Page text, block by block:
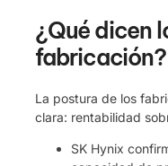
¿Qué dicen
fabricación?
La postura de los
clara: rentabilidad
SK Hynix